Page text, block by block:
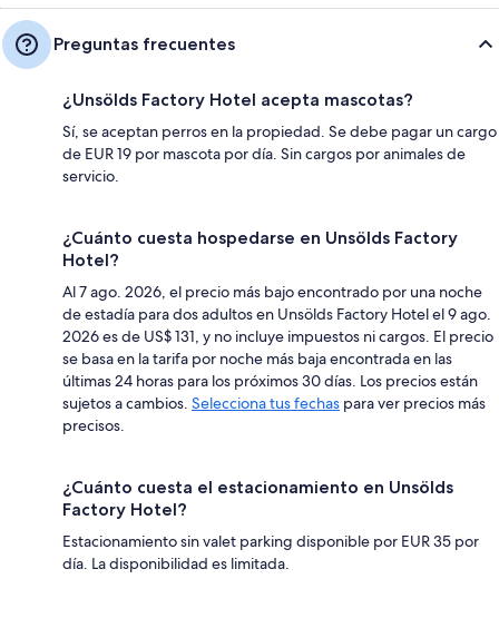
Preguntas frecuentes
¿Unsölds Factory Hotel acepta mascotas?
Sí, se aceptan perros en la propiedad. Se debe pagar un cargo
de EUR 19 por mascota por día. Sin cargos por animales de
servicio.
¿Cuánto cuesta hospedarse en Unsölds Factory
Hotel?
Al 7 ago. 2026, el precio más bajo encontrado por una noche
de estadía para dos adultos en Unsölds Factory Hotel el 9 ago.
2026 es de US$ 131, y no incluye impuestos ni cargos. El precio
se basa en la tarifa por noche más baja encontrada en las
últimas 24 horas para los próximos 30 días. Los precios están
sujetos a cambios. Selecciona tus fechas para ver precios más
precisos.
¿Cuánto cuesta el estacionamiento en Unsölds
Factory Hotel?
Estacionamiento sin valet parking disponible por EUR 35 por
día. La disponibilidad es limitada.